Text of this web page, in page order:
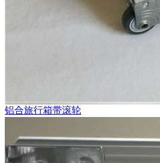
铝合旅行箱带滚轮